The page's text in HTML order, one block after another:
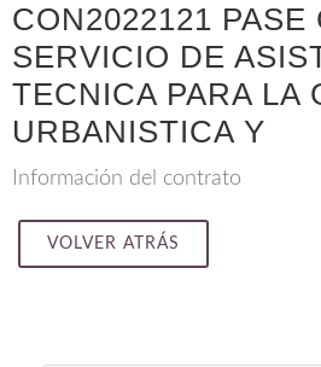
CON2022121 PASE
SERVICIO DE
TECNICA PARA LA
URBANISTICA Y
Información del contrato
VOLVER ATRÁS